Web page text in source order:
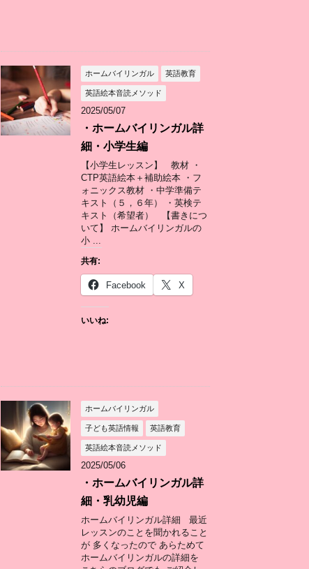
ホームバイリンガル 英語教育
英語絵本音読メソッド
2025/05/07
・ホームバイリンガル詳
細・小学生編
【小学生レッスン】 教材 ・
CTP英語絵本＋補助絵本 ・フ
ォニックス教材 ・中学準備テ
キスト（５，６年） ・英検テ
キスト（希望者） 【書きにつ
いて】 ホームバイリンガルの
小 ...
共有:
Facebook X
いいね:
ホームバイリンガル
子ども英語情報 英語教育
英語絵本音読メソッド
2025/05/06
・ホームバイリンガル詳
細・乳幼児編
ホームバイリンガル詳細 最近
レッスンのことを聞かれること
が 多くなったので あらためて
ホームバイリンガルの詳細を